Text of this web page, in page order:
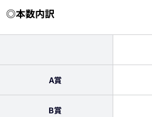
◎本数内訳
A賞
B賞